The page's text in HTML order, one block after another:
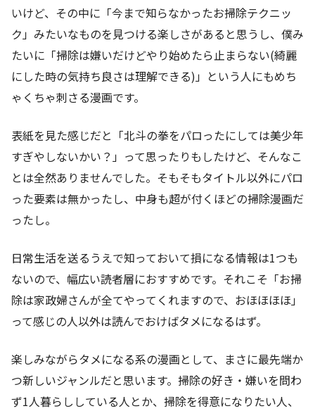
いけど、その中に「今まで知らなかったお掃除テクニッ
ク」みたいなものを見つける楽しさがあると思うし、僕み
たいに「掃除は嫌いだけどやり始めたら止まらない(綺麗
にした時の気持ち良さは理解できる)」という人にもめち
ゃくちゃ刺さる漫画です。
表紙を見た感じだと「北斗の拳をパロったにしては美少年
すぎやしないかい？」って思ったりもしたけど、そんなこ
とは全然ありませんでした。そもそもタイトル以外にパロ
った要素は無かったし、中身も超が付くほどの掃除漫画だ
ったし。
日常生活を送るうえで知っておいて損になる情報は1つも
ないので、幅広い読者層におすすめです。それこそ「お掃
除は家政婦さんが全てやってくれますので、おほほほほ」
って感じの人以外は読んでおけばタメになるはず。
楽しみながらタメになる系の漫画として、まさに最先端か
つ新しいジャンルだと思います。掃除の好き・嫌いを問わ
ず1人暮らししている人とか、掃除を得意になりたい人、